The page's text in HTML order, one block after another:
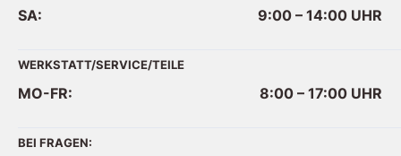
SA:
9:00 – 14:00 UHR
WERKSTATT/SERVICE/TEILE
MO-FR: 8:00 – 17:00 UHR
BEI FRAGEN: